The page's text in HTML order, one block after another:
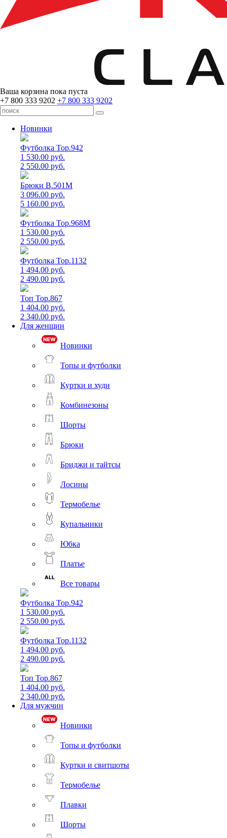
Ваша корзина пока пуста
+7 800 333 9202 +7 800 333 9202
Новинки
Футболка Top.942
1 530.00 руб.
2 550.00 руб.
Брюки B.501M
3 096.00 руб.
5 160.00 руб.
Футболка Top.968M
1 530.00 руб.
2 550.00 руб.
Футболка Top.1132
1 494.00 руб.
2 490.00 руб.
Топ Top.867
1 404.00 руб.
2 340.00 руб.
Для женщин
Новинки
Топы и футболки
Куртки и худи
Комбинезоны
Шорты
Брюки
Бриджи и тайтсы
Лосины
Термобелье
Купальники
Юбка
Платье
Все товары
Футболка Top.942
1 530.00 руб.
2 550.00 руб.
Футболка Top.1132
1 494.00 руб.
2 490.00 руб.
Топ Top.867
1 404.00 руб.
2 340.00 руб.
Для мужчин
Новинки
Топы и футболки
Куртки и свитшоты
Термобелье
Плавки
Шорты